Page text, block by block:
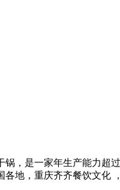
，是一家年生产能力超
地，重庆齐齐餐饮文化